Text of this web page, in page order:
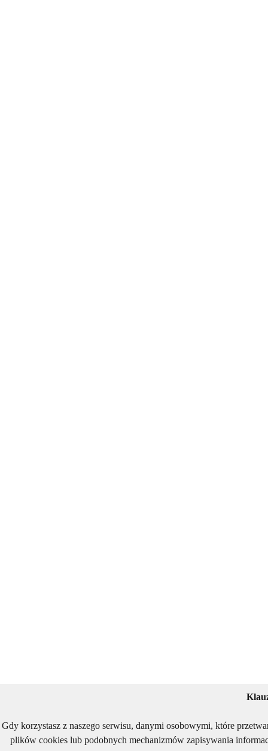
Gdy korzystasz z naszego serwisu, danymi osobowymi, które
plików cookies lub podobnych mechanizmów zapisywania